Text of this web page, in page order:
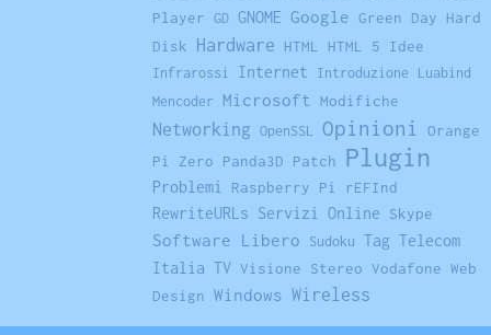
Player GD GNOME Google Green Day
Hard
Disk
Hardware HTML HTML 5 Idee
Infrarossi Internet Introduzione
Luabind
Mencoder
Microsoft Modifiche
Networking OpenSSL Opinioni
Orange
Pi Zero
Panda3D Patch Plugin
Problemi Raspberry Pi rEFInd
RewriteURLs Servizi Online Skype
Software Libero Sudoku Tag Telecom
Italia TV Visione Stereo Vodafone Web
Design Windows Wireless